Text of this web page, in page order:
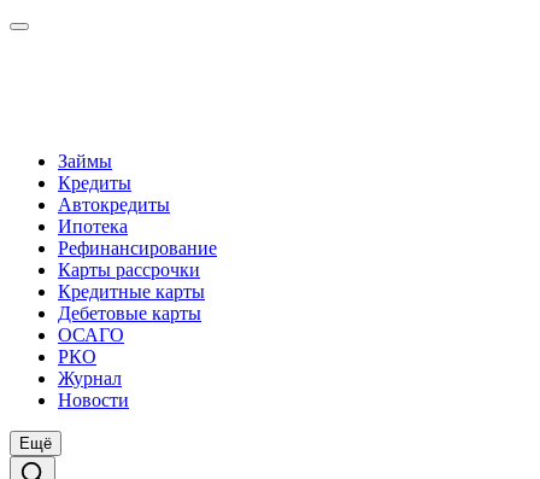
Займы
Кредиты
Автокредиты
Ипотека
Рефинансирование
Карты рассрочки
Кредитные карты
Дебетовые карты
ОСАГО
РКО
Журнал
Новости
Ещё